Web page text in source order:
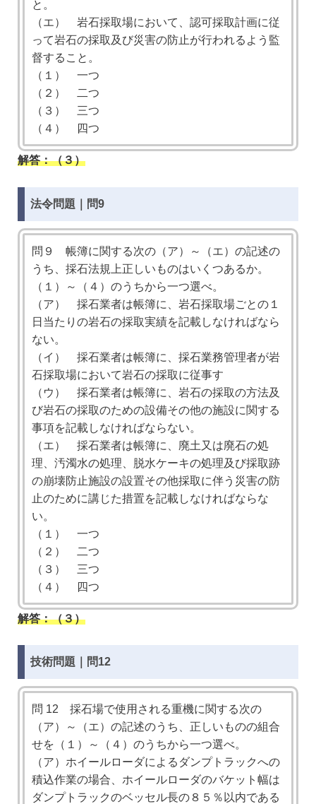
と。
（エ） 岩石採取場において、認可採取計画に従
って岩石の採取及び災害の防止が行われるよう監
督すること。
（１） 一つ
（２） 二つ
（３） 三つ
（４） 四つ
解答：（３）
法令問題｜問9
問９ 帳簿に関する次の（ア）～（エ）の記述の
うち、採石法規上正しいものはいくつあるか。
（１）～（４）のうちから一つ選べ。
（ア） 採石業者は帳簿に、岩石採取場ごとの１
日当たりの岩石の採取実績を記載しなければなら
ない。
（イ） 採石業者は帳簿に、採石業務管理者が岩
石採取場において岩石の採取に従事す
（ウ） 採石業者は帳簿に、岩石の採取の方法及
び岩石の採取のための設備その他の施設に関する
事項を記載しなければならない。
（エ） 採石業者は帳簿に、廃土又は廃石の処
理、汚濁水の処理、脱水ケーキの処理及び採取跡
の崩壊防止施設の設置その他採取に伴う災害の防
止のために講じた措置を記載しなければならな
い。
（１） 一つ
（２） 二つ
（３） 三つ
（４） 四つ
解答：（３）
技術問題｜問12
問 12 採石場で使用される重機に関する次の
（ア）～（エ）の記述のうち、正しいものの組合
せを（１）～（４）のうちから一つ選べ。
（ア）ホイールローダによるダンプトラックへの
積込作業の場合、ホイールローダのバケット幅は
ダンプトラックのベッセル長の８５％以内である